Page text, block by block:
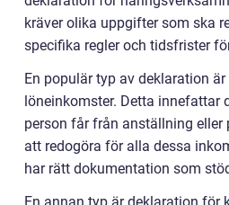
kräver olika uppgifter som ska
specifika regler och tidsfrister
En populär typ av deklaration
löneinkomster. Detta innefattar
person får från anställning eller
att redogöra för alla dessa
har rätt dokumentation som